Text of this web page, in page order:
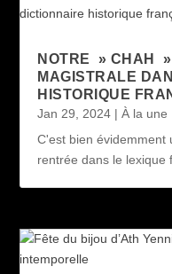
NOTRE » CHAH
MAGISTRALE
HISTORIQUE
Jan 29, 2024 |À la une
C'est bien évidemment
rentrée dans le lexique